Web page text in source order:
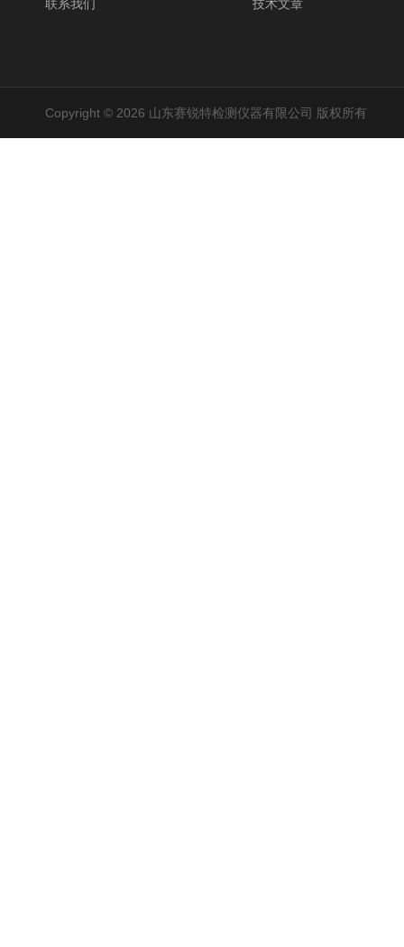
联系我们 技术文章
Copyright © 2026 山东赛锐特检测仪器有限公司 版权所有